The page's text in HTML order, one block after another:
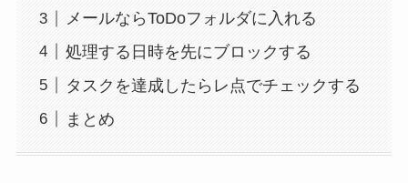
メールならToDoフォルダに入れる
処理する日時を先にブロックする
タスクを達成したらレ点でチェックする
まとめ